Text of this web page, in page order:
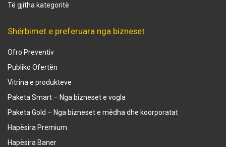
Të gjitha kategoritë
Shërbimet e preferuara nga bizneset
Ofro Preventiv
Publiko Ofertën
Vitrina e produkteve
Paketa Smart – Nga bizneset e vogla
Paketa Gold – Nga bizneset e mëdha dhe koorporatat
Hapësira Premium
Hapësira Baner